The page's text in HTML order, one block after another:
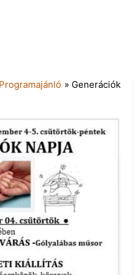
Programajánló » Generációk